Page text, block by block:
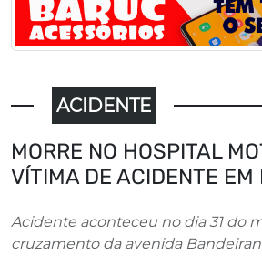
ACIDENTE
MORRE NO HOSPITAL
VÍTIMA DE ACIDENTE EM
Acidente aconteceu no dia 31 do
cruzamento da avenida